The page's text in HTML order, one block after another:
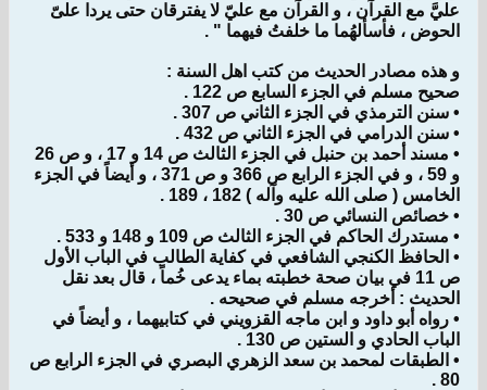
عليَّ مع القرآن ، و القرآن مع عليّ لا يفترقان حتى يردا علىّ
الحوض ، فأسألهُما ما خلفتُ فيهما " .
و هذه مصادر الحديث من كتب اهل السنة :
صحيح مسلم في الجزء السابع ص 122 .
• سنن الترمذي في الجزء الثاني ص 307 .
• سنن الدرامي في الجزء الثاني ص 432 .
• مسند أحمد بن حنبل في الجزء الثالث ص 14 و 17 ، و ص 26
و 59 ، و في الجزء الرابع ص 366 و ص 371 ، و أيضاً في الجزء
الخامس ( صلى الله عليه وآله ) 182 ، 189 .
• خصائص النسائي ص 30 .
• مستدرك الحاكم في الجزء الثالث ص 109 و 148 و 533 .
• الحافظ الكنجي الشافعي في كفاية الطالب في الباب الأول
ص 11 في بيان صحة خطبته بماء يدعى خُماً ، قال بعد نقل
الحديث : أخرجه مسلم في صحيحه .
• رواه أبو داود و ابن ماجه القزويني في كتابيهما ، و أيضاً في
الباب الحادي و الستين ص 130 .
• الطبقات لمحمد بن سعد الزهري البصري في الجزء الرابع ص
80 .